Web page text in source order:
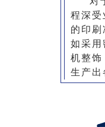
程深
的印
如采用
机整饰
生产出